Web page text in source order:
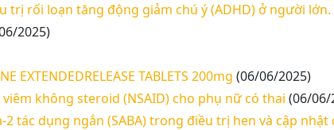
trị rối loạn tăng động giảm chú ý (ADHD) ở người lớn.
2025)
TABLETS 200mg (06/06/2025)
không steroid (NSAID) cho phụ nữ có thai (06/06/
tác dụng ngắn (SABA) trong điều trị hen và cập